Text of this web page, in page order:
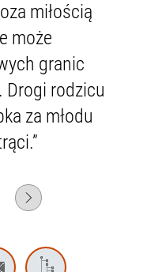
miłością
może
granic
Drogi rodzicu
za młodu